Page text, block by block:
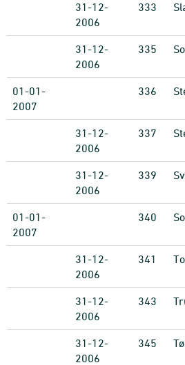
31-12-
2006
333
31-12-
2006
335
01-01-
2007
336
31-12-
2006
337
31-12-
2006
339
01-01-
2007
340
31-12-
2006
341
31-12-
2006
343
31-12-
2006
345